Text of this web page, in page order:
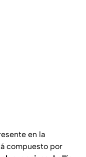
en la
compuesto por